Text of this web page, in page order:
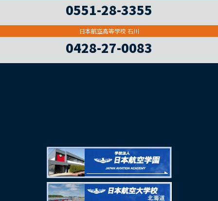
0551-28-3355
日本航空高等学校 石川
0428-27-0083